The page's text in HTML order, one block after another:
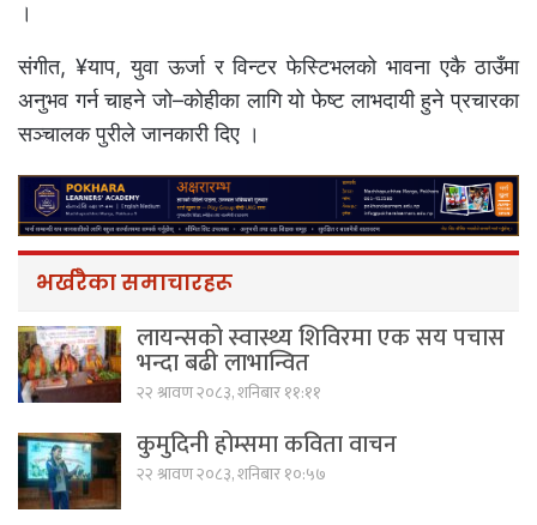
।
संगीत, ¥याप, युवा ऊर्जा र विन्टर फेस्टिभलको भावना एकै ठाउँमा
अनुभव गर्न चाहने जो–कोहीका लागि यो फेष्ट लाभदायी हुने प्रचारका
सञ्चालक पुरीले जानकारी दिए ।
भर्खरैका समाचारहरू
लायन्सको स्वास्थ्य शिविरमा एक सय पचास
भन्दा बढी लाभान्वित
२२ श्रावण २०८३, शनिबार ११:११
कुमुदिनी होम्समा कविता वाचन
२२ श्रावण २०८३, शनिबार १०:५७